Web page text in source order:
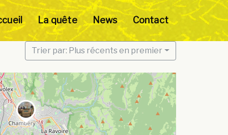
La quête News Contact
Trier par: Plus récents en premier